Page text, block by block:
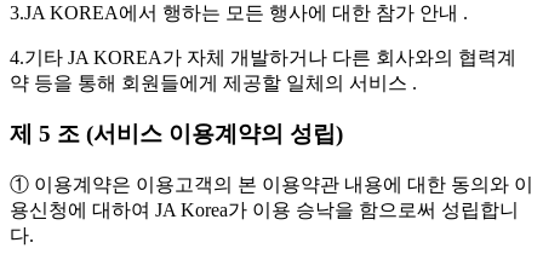
3.JA KOREA에서 행하는 모든 행사에 대한 참가 안내 .
4.기타 JA KOREA가 자체 개발하거나 다른 회사와의 협력계
약 등을 통해 회원들에게 제공할 일체의 서비스 .
제 5 조 (서비스 이용계약의 성립)
① 이용계약은 이용고객의 본 이용약관 내용에 대한 동의와 이
용신청에 대하여 JA Korea가 이용 승낙을 함으로써 성립합니
다.